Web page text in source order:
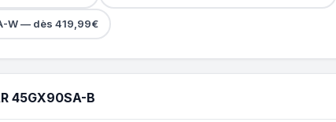
W — dès 419,99€
45GX90SA-B